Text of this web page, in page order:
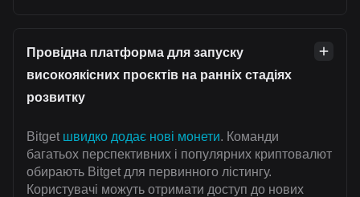
Провідна платформа для запуску
високоякісних проєктів на ранніх стадіях
розвитку
Bitget швидко додає нові монети. Команди
багатьох перспективних і популярних криптовалют
обирають Bitget для первинного лістингу.
Користувачі можуть отримати доступ до нових